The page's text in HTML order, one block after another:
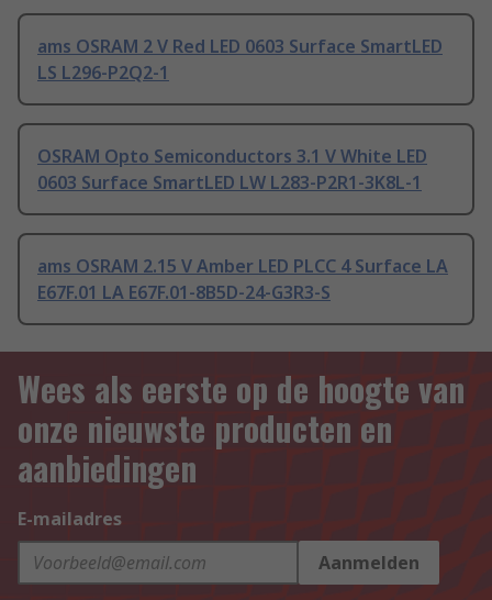
ams OSRAM 2 V Red LED 0603 Surface SmartLED
LS L296-P2Q2-1
OSRAM Opto Semiconductors 3.1 V White LED
0603 Surface SmartLED LW L283-P2R1-3K8L-1
ams OSRAM 2.15 V Amber LED PLCC 4 Surface LA
E67F.01 LA E67F.01-8B5D-24-G3R3-S
Wees als eerste op de hoogte van
onze nieuwste producten en
aanbiedingen
E-mailadres
Aanmelden